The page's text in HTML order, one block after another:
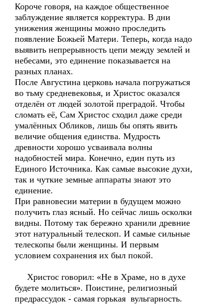
Короче говоря, на каждое общественное
заблуждение является корректура. В дни
унижения женщины можно проследить
появление Божьей Матери. Теперь, когда надо
выявить непрерывность цепи между землей и
небесами, это единение показывается на
разных планах.
После Августина церковь начала погружаться
во тьму средневековья, и Христос оказался
отделён от людей золотой преградой. Чтобы
сломать её, Сам Христос сходил даже среди
умалённых Обликов, лишь бы опять явить
величие общения единства. Мудрость
древности хорошо усваивала волны
надобностей мира. Конечно, един путь из
Единого Источника. Как самые высокие духи,
так и чуткие земные аппараты знают это
единение.
При равновесии материи в будущем можно
получить глаз ясный. Но сейчас лишь осколки
видны. Потому так бережно хранили древние
этот натуральный телескоп. И самые сильные
телескопы были женщины. И первым
условием сохранения их был покой.
Христос говорил: «Не в Храме, но в духе
будете молиться». Поистине, религиозный
предрассудок - самая горькая вульгарность.